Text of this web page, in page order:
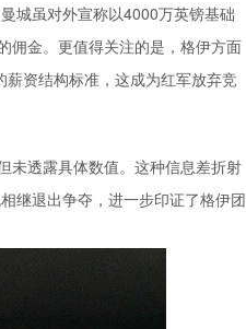
城虽对外宣称以4000万英镑基础
佣金。更值得关注的是，格伊方面
资结构标准，这成为红军放弃竞
未透露具体数值。这种信息差折射
继退出争夺，进一步印证了格伊团